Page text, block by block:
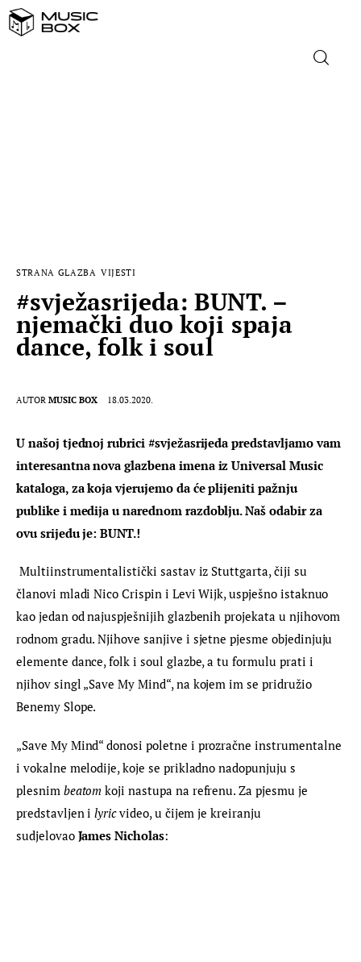
MUSIC BOX
STRANA GLAZBA VIJESTI
#svježasrijeda: BUNT. –
njemački duo koji spaja
dance, folk i soul
AUTOR MUSIC BOX 18.03.2020.
U našoj tjednoj rubrici #svježasrijeda predstavljamo vam
interesantna nova glazbena imena iz Universal Music
kataloga, za koja vjerujemo da će plijeniti pažnju
publike i medija u narednom razdoblju. Naš odabir za
ovu srijedu je: BUNT.!
Multiinstrumentalistički sastav iz Stuttgarta, čiji su
članovi mladi Nico Crispin i Levi Wijk, uspješno istaknuo
kao jedan od najuspješnijih glazbenih projekata u njihovom
rodnom gradu. Njihove sanjive i sjetne pjesme objedinjuju
elemente dance, folk i soul glazbe, a tu formulu prati i
njihov singl „Save My Mind“, na kojem im se pridružio
Benemy Slope.
„Save My Mind“ donosi poletne i prozračne instrumentalne
i vokalne melodije, koje se prikladno nadopunjuju s
plesnim beatom koji nastupa na refrenu. Za pjesmu je
predstavljen i lyric video, u čijem je kreiranju
sudjelovao James Nicholas: